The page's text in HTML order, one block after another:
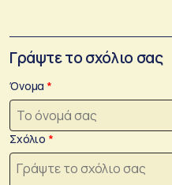
Γράψτε το σχόλιο σας
Όνομα
Σχόλιο